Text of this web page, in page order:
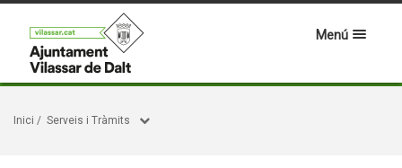
Menú
Inici / Serveis i Tràmits